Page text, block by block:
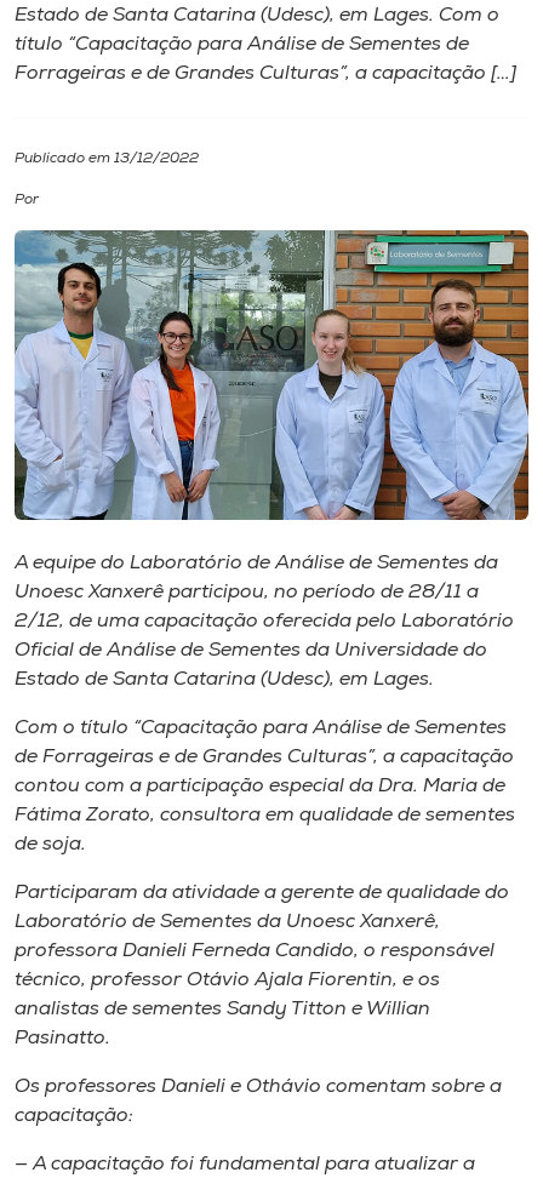
Diplomados
Biblioteca
Editora
Rádio
Museu
Store
Selecione
A+
A-
Estado de Santa Catarina (Udesc), em Lages. Com o
título “Capacitação para Análise de Sementes de
Forrageiras e de Grandes Culturas”, a capacitação […]
Publicado em 13/12/2022
Por
A equipe do Laboratório de Análise de Sementes da
Unoesc Xanxerê participou, no período de 28/11 a
2/12, de uma capacitação oferecida pelo Laboratório
Oficial de Análise de Sementes da Universidade do
Estado de Santa Catarina (Udesc), em Lages.
Com o título “Capacitação para Análise de Sementes
de Forrageiras e de Grandes Culturas”, a capacitação
contou com a participação especial da Dra. Maria de
Fátima Zorato, consultora em qualidade de sementes
de soja.
Participaram da atividade a gerente de qualidade do
Laboratório de Sementes da Unoesc Xanxerê,
professora Danieli Ferneda Candido, o responsável
técnico, professor Otávio Ajala Fiorentin, e os
analistas de sementes Sandy Titton e Willian
Pasinatto.
Os professores Danieli e Othávio comentam sobre a
capacitação:
— A capacitação foi fundamental para atualizar a